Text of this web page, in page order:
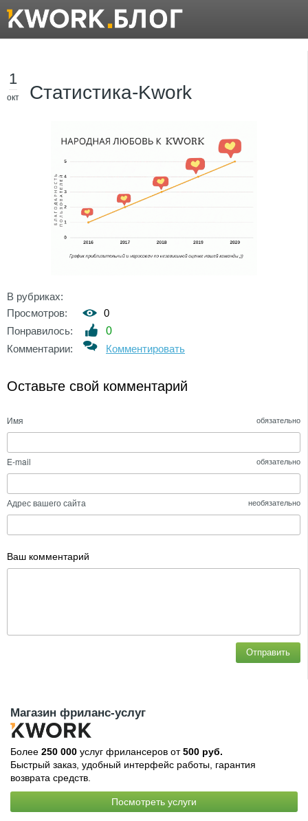
1
окт Статистика-Kwork
В рубриках:
Просмотров:
0
Понравилось:
0
Комментарии:
Комментировать
Оставьте свой комментарий
Имя обязательно
E-mail обязательно
Адрес вашего сайта необязательно
Ваш комментарий
Отправить
Магазин фриланс-услуг
Более 250 000 услуг фрилансеров от500 руб.
Быстрый заказ, удобный интерфейс работы, гарантия
возврата средств.
Посмотреть услуги